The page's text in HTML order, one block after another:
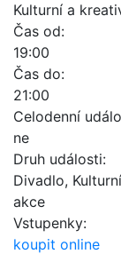
Kulturní a
Čas od:
19:00
Čas do:
21:00
Celodenní
ne
Druh události:
Divadlo,
akce
Vstupenky:
koupit online